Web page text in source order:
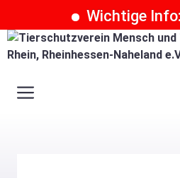
Wichtige Info:
Zum
Inhalt
springenMenü